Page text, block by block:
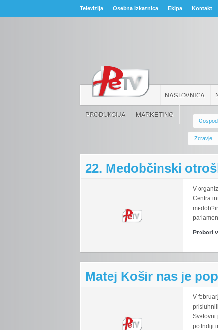
Televizija Osebna izkaznica Ekipa Kontakt
NASLOVNICA
PRODUKCIJA MARKETING
Zdravje
22. Medobčinski
V
Centra
Preberi
Matej Košir nas je
V
Svetovni
po Indiji